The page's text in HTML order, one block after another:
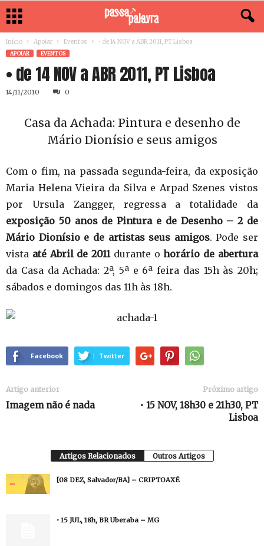
Início Apoiar Eventos • de 14 NOV a ABR 2011, PT Lisboa
APOIAR EVENTOS
• de 14 NOV a ABR 2011, PT Lisboa
14/11/2010 0
Casa da Achada: Pintura e desenho de
Mário Dionísio e seus amigos
Com o fim, na passada segunda-feira, da exposição
Maria Helena Vieira da Silva e Arpad Szenes vistos
por Ursula Zangger, regressa a totalidade da
exposição 50 anos de Pintura e de Desenho – 2 de
Mário Dionísio e de artistas seus amigos. Pode ser
vista até Abril de 2011durante ohorário de abertura
da Casa da Achada: 2ª, 5ª e 6ª feira das 15h às 20h;
sábados e domingos das 11h às 18h.
Facebook Twitter
Artigo anterior
Imagem não é nada
Próximo artigo
• 15 NOV, 18h30 e 21h30, PT
Lisboa
Artigos Relacionados Outros Artigos
[08 DEZ, Salvador/BA] – CRIPTOAXÉ
• 15 JUL, 18h, BR Uberaba – MG